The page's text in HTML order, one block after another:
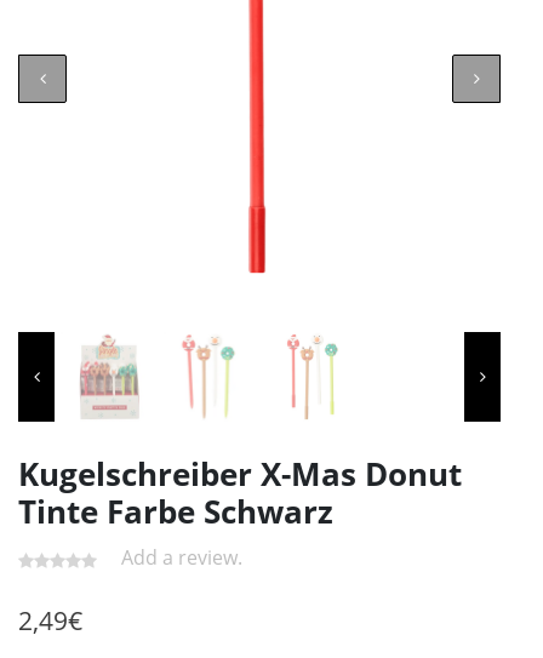
Kugelschreiber X-Mas Donut
Tinte Farbe Schwarz
Add a review.
2,49€